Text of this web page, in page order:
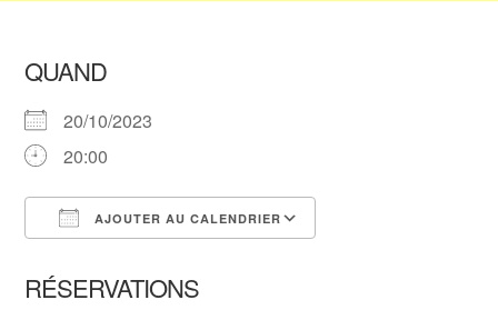
QUAND
20/10/2023
20:00
AJOUTER AU CALENDRIER
RÉSERVATIONS